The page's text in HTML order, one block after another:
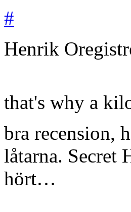
#
Henrik
that's why a
bra recension,
låtarna. Secret
hört…